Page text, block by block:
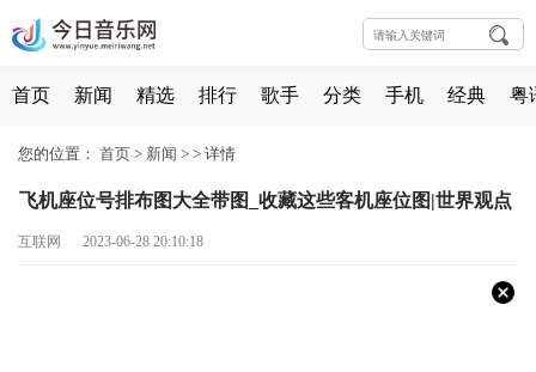
首页 新闻 精选 排行 歌手 分类 手机 经典 粤
您的位置： 首页 > 新闻 > > 详情
飞机座位号排布图大全带图_收藏这些客机座位图|世界观点
互联网 2023-06-28 20:10:18